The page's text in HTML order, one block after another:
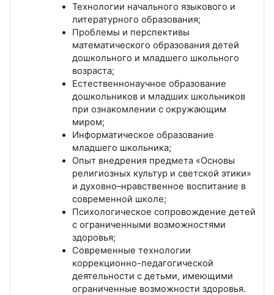
Технологии начального языкового и
литературного образования;
Проблемы и перспективы
математического образования детей
дошкольного и младшего школьного
возраста;
Естественнонаучное образование
дошкольников и младших школьников
при ознакомлении с окружающим
миром;
Информатическое образование
младшего школьника;
Опыт внедрения предмета «Основы
религиозных культур и светской этики»
и духовно–нравственное воспитание в
современной школе;
Психологическое сопровождение детей
с ограниченными возможностями
здоровья;
Современные технологии
коррекционно-педагогической
деятельности с детьми, имеющими
ограниченные возможности здоровья.